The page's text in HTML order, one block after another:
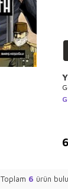
Toplam 6 ürün